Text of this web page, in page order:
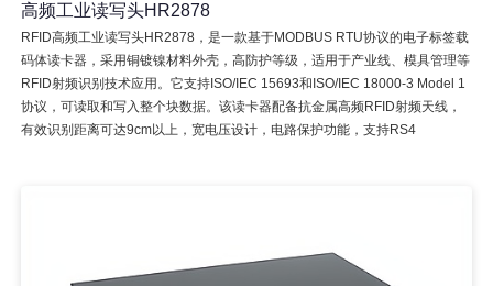
高频工业读写头HR2878
RFID高频工业读写头HR2878，是一款基于MODBUS RTU协议的电子标签载
码体读卡器，采用铜镀镍材料外壳，高防护等级，适用于产业线、模具管理等
RFID射频识别技术应用。它支持ISO/IEC 15693和ISO/IEC 18000-3 Model 1
协议，可读取和写入整个块数据。该读卡器配备抗金属高频RFID射频天线，
有效识别距离可达9cm以上，宽电压设计，电路保护功能，支持RS4